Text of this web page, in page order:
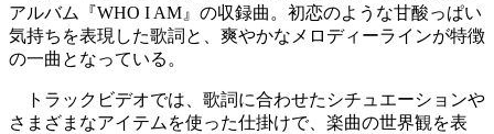
アルバム『WHO I AM』の収録曲。初恋のような甘酸っぱい
気持ちを表現した歌詞と、爽やかなメロディーラインが特徴
の一曲となっている。
トラックビデオでは、歌詞に合わせたシチュエーションや
さまざまなアイテムを使った仕掛けで、楽曲の世界観を表